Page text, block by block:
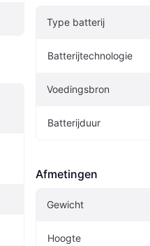
Type batterij
Batterijtechnologie
Voedingsbron
Batterijduur
Afmetingen
Gewicht
Hoogte